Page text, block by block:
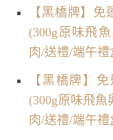
【黑橋牌】
(300g原味飛
肉/送禮/端午禮
【黑橋牌】
(300g原味飛
肉/送禮/端午禮